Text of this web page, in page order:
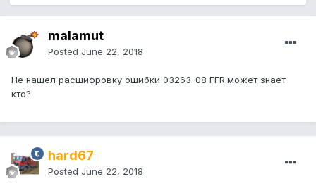
malamut
Posted June 22, 2018
Не нашел расшифровку ошибки 03263-08 FFR.может знает
кто?
hard67
Posted June 22, 2018